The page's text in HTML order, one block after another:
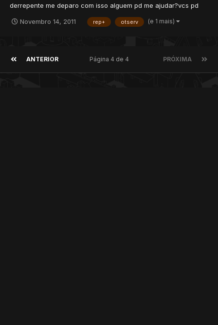
derrepente me deparo com isso alguem pd me ajudar?vcs pd
pliss eu ja desistalei e instalei o RME e nao deu certo REP++ vlw
Novembro 14, 2011 rep+ otserv (e 1 mais)
ANTERIOR PRÓXIMA
Página 4 de 4